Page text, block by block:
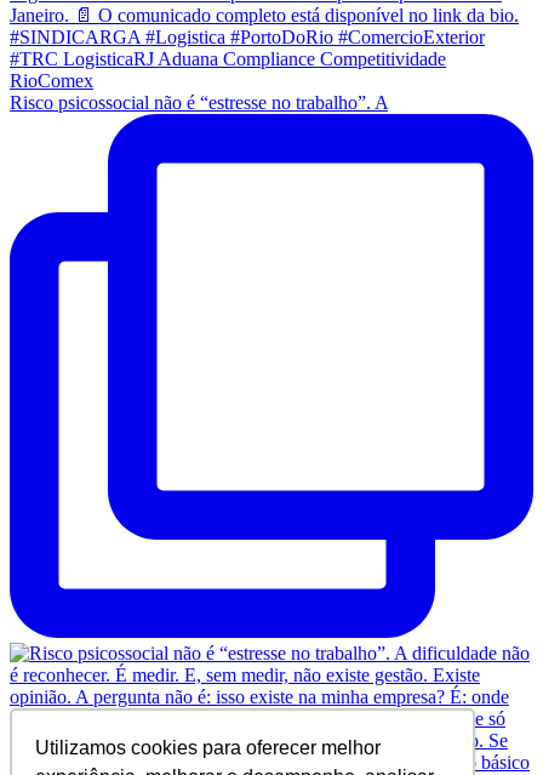
Utilizamos cookies para oferecer melhor
Risco psicossocial não é “estresse no trabalho”. A